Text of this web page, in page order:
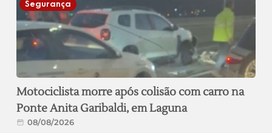
Segurança
Motociclista morre após colisão com carro na
Ponte Anita Garibaldi, em Laguna
08/08/2026